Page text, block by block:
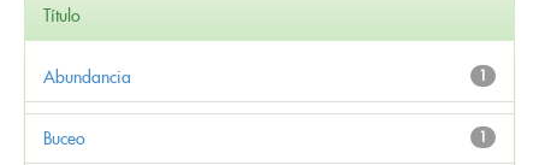
Título
1
Abundancia
1
Buceo